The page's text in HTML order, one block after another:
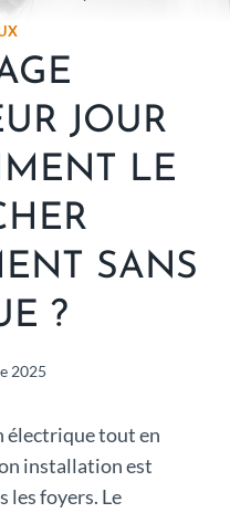
JOUR
LE
SANS
?
2025
électrique tout en
installation est
les foyers. Le